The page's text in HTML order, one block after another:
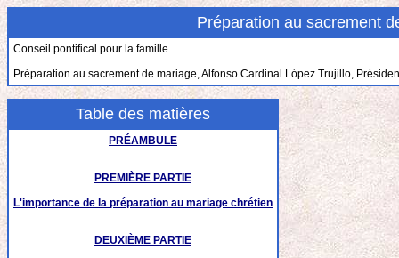
Préparation au sacrement
Conseil pontifical pour la famille.
Préparation au sacrement de mariage, Alfonso Cardinal López Trujillo,
Table des matières
PRÉAMBULE
PREMIÈRE PARTIE
L'importance de la préparation au mariage chrétien
DEUXIÈME PARTIE